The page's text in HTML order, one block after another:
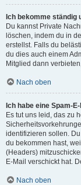
Ich bekomme
Du kannst Private
löschen, indem du in
erstellst. Falls du
du dies auch einem
Mitglied dann
Nach oben
Ich habe eine Spam-
Es tut uns leid, das zu
identifizieren sollen.
du bekommen hast,
(Headers)
E-Mail verschickt hat.
Nach oben